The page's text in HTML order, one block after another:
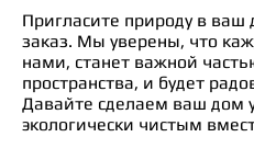
Пригласите природу в
заказ. Мы уверены, что
нами, станет важной
пространства, и будет
Давайте сделаем ваш дом
экологически чистым